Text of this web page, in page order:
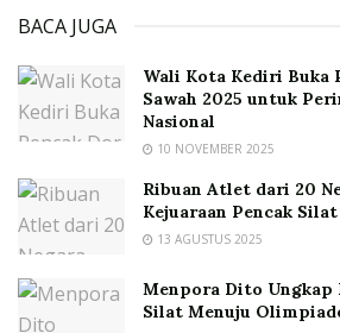
BACA JUGA
Wali Kota Kediri Buka
Sawah 2025 untuk
Nasional
10 NOVEMBER 2025
Ribuan Atlet dari 20
Kejuaraan Pencak
13 AGUSTUS 2025
Menpora Dito Ungkap
Silat Menuju